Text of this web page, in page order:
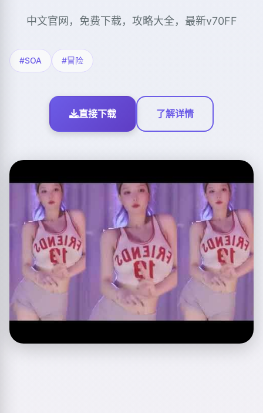
中文官网，免费下载，攻略大全，最新v70FF
#SOA #冒险
直接下载 了解详情